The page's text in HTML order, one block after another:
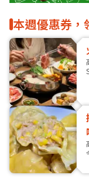
本週優惠券，